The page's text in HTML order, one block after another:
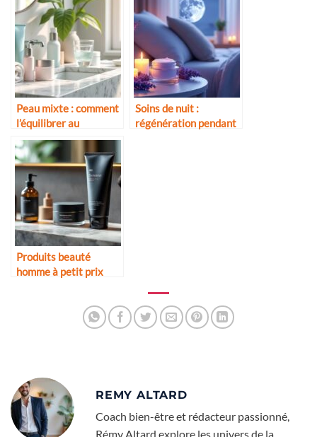
Peau mixte : comment
l’équilibrer au
quotidien
Soins de nuit :
régénération pendant
Produits beauté
homme à petit prix
REMY ALTARD
Coach bien-être et rédacteur passionné,
Rémy Altard explore les univers de la